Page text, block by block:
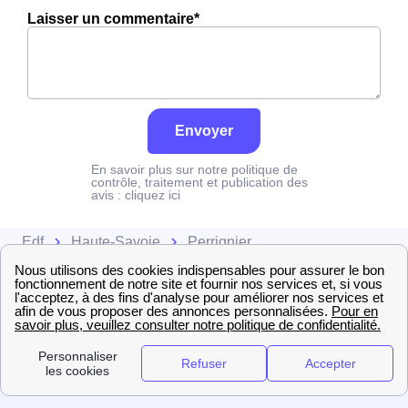
attention à sa consommation à Perrignier. Ce tarif existe
chez la plupart des fournisseurs d'électricité de France
l'électricité est quatre fois plus cher, tandis que tous les
Laisser un commentaire*
Envoyer
En savoir plus sur notre politique de
contrôle, traitement et publication des
avis : cliquez ici
Edf Haute-Savoie Perrignier